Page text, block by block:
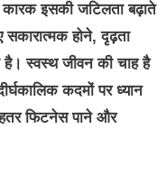
इसकी जटिलता बढ़ाते
होने, दृढ़ता
स्वस्थ जीवन की चाह है
कदमों पर ध्यान
फिटनेस पाने और